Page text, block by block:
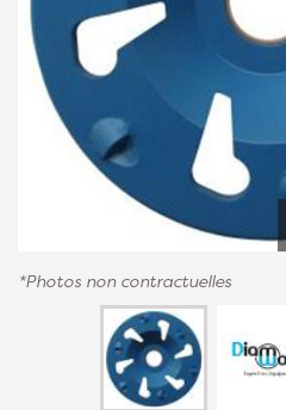
*Photos non contractuelles